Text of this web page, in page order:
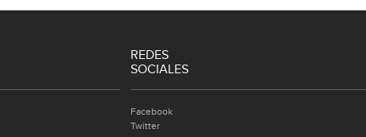
REDES
SOCIALES
Facebook
Twitter